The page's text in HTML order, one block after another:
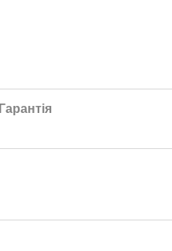
Гарантія